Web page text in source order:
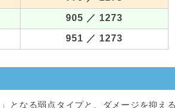
905 ／ 1273
951 ／ 1273
となる弱点タイプと、ダメージを抑える